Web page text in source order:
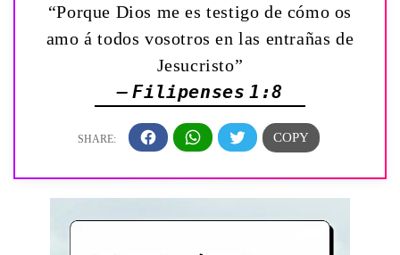
“Porque Dios me es testigo de cómo os
amo á todos vosotros en las entrañas de
Jesucristo”
— Filipenses 1:8